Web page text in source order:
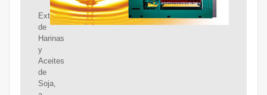
Extracción
de
Harinas
y
Aceites
de
Soja,